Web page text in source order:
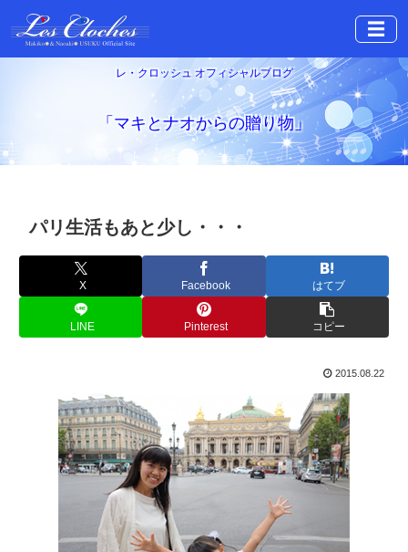
☰
レ・クロッシュ オフィシャルブログ
「マキとナオからの贈り物」
パリ生活もあと少し・・・
X Facebook はてブ
LINE Pinterest コピー
2015.08.22